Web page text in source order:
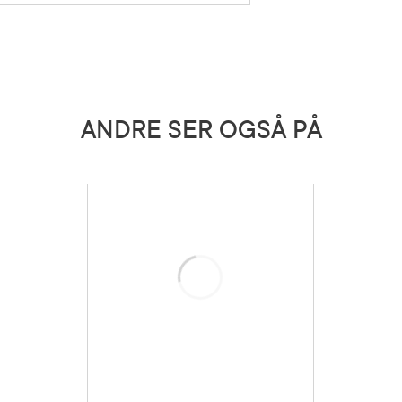
Glyceryl Stearate, Hydrogenated
Hydrogenated Olive Oil
ANDRE SER OGSÅ PÅ